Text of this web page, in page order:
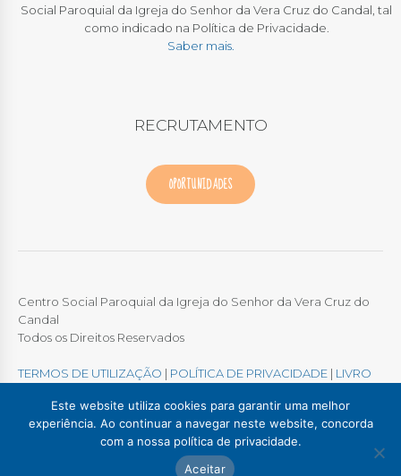
Social Paroquial da Igreja do Senhor da Vera Cruz do Candal, tal
como indicado na Política de Privacidade.
Saber mais.
RECRUTAMENTO
OPORTUNIDADES
Centro Social Paroquial da Igreja do Senhor da Vera Cruz do
Candal
Todos os Direitos Reservados
TERMOS DE UTILIZAÇÃO | POLÍTICA DE PRIVACIDADE | LIVRO
Colégio / Creche Candal
Creche Madalena
Este website utiliza cookies para garantir uma melhor
experiência. Ao continuar a navegar neste website, concorda
com a nossa política de privacidade.
Aceitar